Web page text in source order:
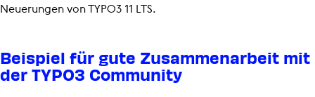
Neuerungen von TYPO3 11 LTS.
Beispiel für gute Zusam­men­ar­beit mit
der TYPO3 Community